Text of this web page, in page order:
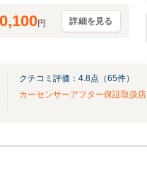
円 詳細を見る
クチコミ評価： 4.8点（65件）
カーセンサーアフター保証取扱店